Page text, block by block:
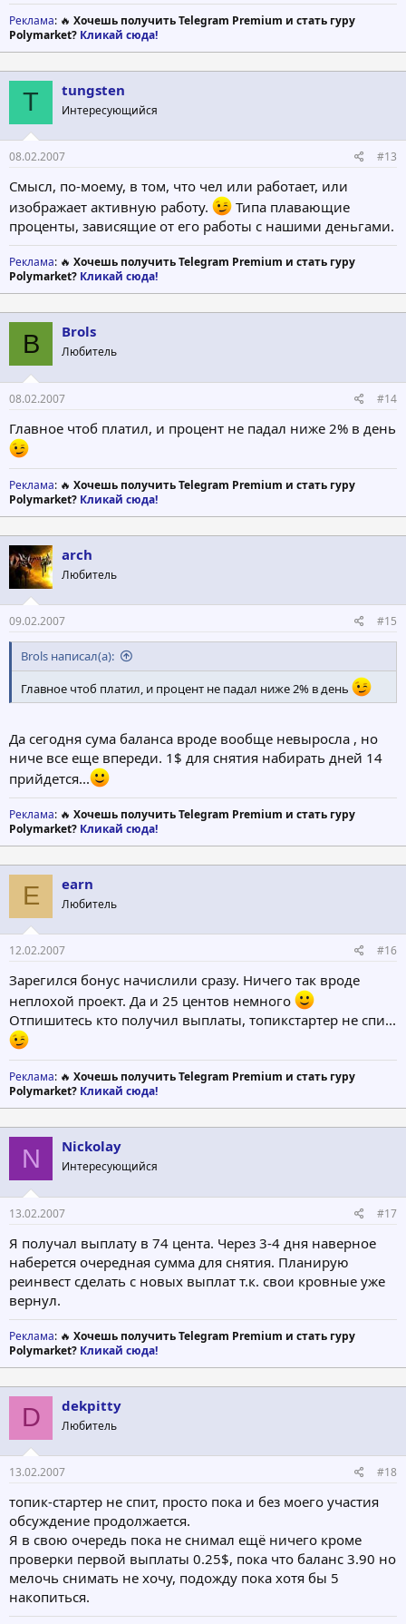
Реклама: 🔥 Хочешь получить Telegram Premium и стать гуру
Polymarket? Кликай сюда!
T tungsten
Интересующийся
08.02.2007 #13
Смысл, по-моему, в том, что чел или работает, или
изображает активную работу.
Типа плавающие
проценты, зависящие от его работы с нашими деньгами.
Реклама: 🔥 Хочешь получить Telegram Premium и стать гуру
Polymarket? Кликай сюда!
B Brols
Любитель
08.02.2007 #14
Главное чтоб платил, и процент не падал ниже 2% в день
Реклама: 🔥 Хочешь получить Telegram Premium и стать гуру
Polymarket? Кликай сюда!
arch
Любитель
09.02.2007 #15
Brols написал(а):
Главное чтоб платил, и процент не падал ниже 2% в день
Да сегодня сума баланса вроде вообще невыросла , но
ниче все еще впереди. 1$ для снятия набирать дней 14
прийдется...
Реклама: 🔥 Хочешь получить Telegram Premium и стать гуру
Polymarket? Кликай сюда!
E earn
Любитель
12.02.2007 #16
Зарегился бонус начислили сразу. Ничего так вроде
неплохой проект. Да и 25 центов немного
Отпишитесь кто получил выплаты, топикстартер не спи...
Реклама: 🔥 Хочешь получить Telegram Premium и стать гуру
Polymarket? Кликай сюда!
N Nickolay
Интересующийся
13.02.2007 #17
Я получал выплату в 74 цента. Через 3-4 дня наверное
наберется очередная сумма для снятия. Планирую
реинвест сделать с новых выплат т.к. свои кровные уже
вернул.
Реклама: 🔥 Хочешь получить Telegram Premium и стать гуру
Polymarket? Кликай сюда!
D dekpitty
Любитель
13.02.2007 #18
топик-стартер не спит, просто пока и без моего участия
обсуждение продолжается.
Я в свою очередь пока не снимал ещё ничего кроме
проверки первой выплаты 0.25$, пока что баланс 3.90 но
мелочь снимать не хочу, подожду пока хотя бы 5
накопиться.